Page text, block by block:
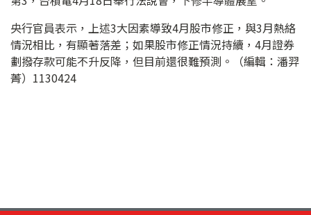
央行官員表示，上述3大因素導致4月股市修正，與3月熱絡
情況相比，有顯著落差；如果股市修正情況持續，4月證券
劃撥存款可能不升反降，但目前還很難預測。（編輯：潘羿
菁）1130424